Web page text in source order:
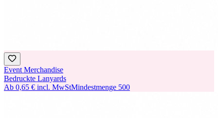
Event Merchandise
Bedruckte Lanyards
Ab 0,65 € incl. MwStMindestmenge 500